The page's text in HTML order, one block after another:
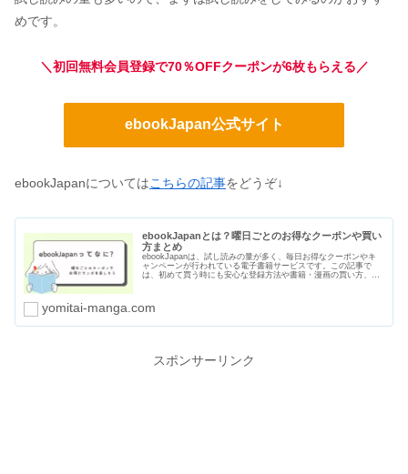
めです。
＼初回無料会員登録で70％OFFクーポンが6枚もらえる／
ebookJapan公式サイト
ebookJapanについてはこちらの記事をどうぞ↓
ebookJapanとは？曜日ごとのお得なクーポンや買い
方まとめ
ebookJapanは、試し読みの量が多く、毎日お得なクーポンやキ
ャンペーンが行われている電子書籍サービスです。この記事で
は、初めて買う時にも安心な登録方法や書籍・漫画の買い方、曜
yomitai-manga.com
スポンサーリンク